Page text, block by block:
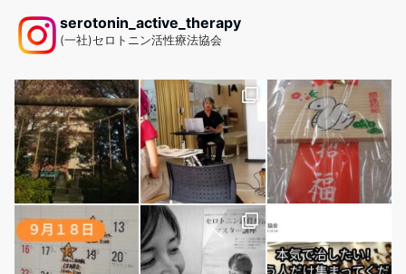
serotonin_active_therapy
(一社)セロトニン活性療法協会